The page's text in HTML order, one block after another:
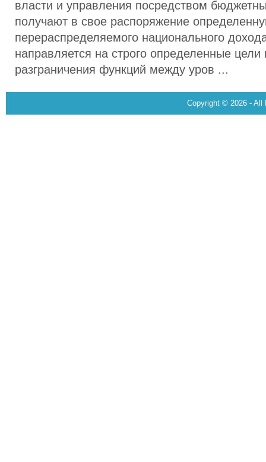
власти и управления посредством
получают в свое распоряжение
перераспределяемого национального
направляется на строго определенные цели
разграничения функций между уров ...
Copyright © 2026 - All